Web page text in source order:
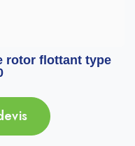
rotor flottant type